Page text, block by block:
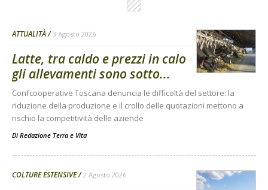
ATTUALITÀ 3 Agosto 2026
Latte, tra caldo e prezzi in calo
gli allevamenti sono sotto...
Confcooperative Toscana denuncia le difficoltà del settore: la
riduzione della produzione e il crollo delle quotazioni mettono a
rischio la competitività delle aziende
Di Redazione Terra e Vita
COLTURE ESTENSIVE 2 Agosto 2026